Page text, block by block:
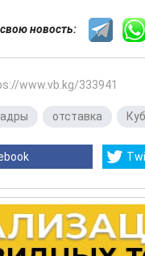
новость:
www.vb.kg/333941
отставка